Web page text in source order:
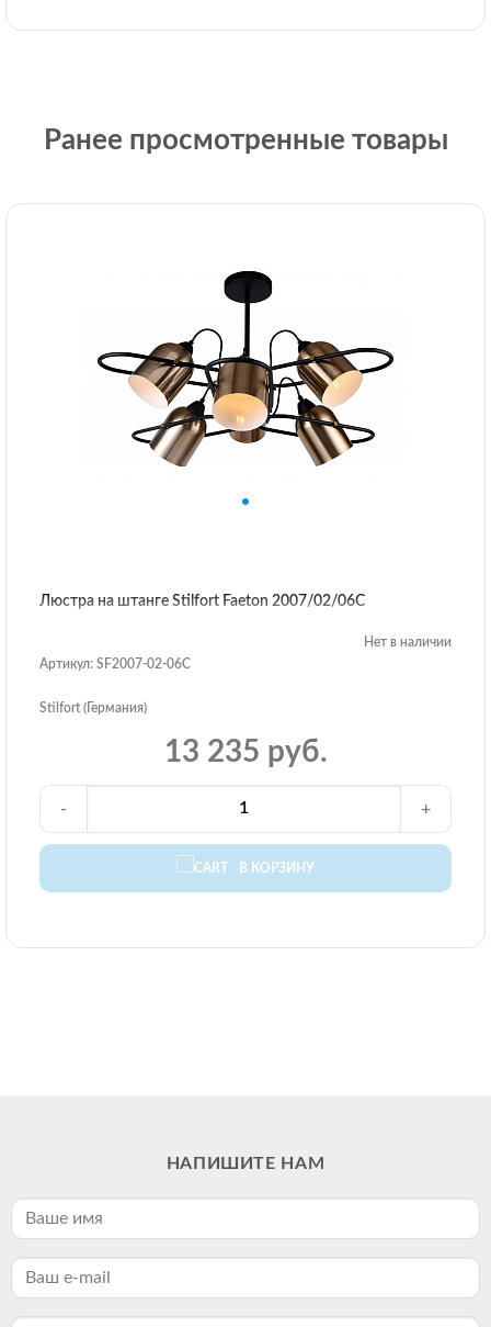
Ранее просмотренные товары
Люстра на штанге Stilfort Faeton 2007/02/06C
Нет в наличии
Артикул: SF2007-02-06C
Stilfort (Германия)
13 235 руб.
В КОРЗИНУ
- +
НАПИШИТЕ НАМ